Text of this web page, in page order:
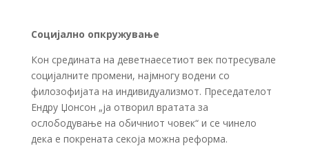
Социјално опкружување
Кон средината на деветнаесетиот век потресувале
социјалните промени, најмногу водени со
филозофијата на индивидуализмот. Преседателот
Ендру Џонсон „ја отворил вратата за
ослободување на обичниот човек“ и се чинело
дека е покрената секоја можна реформа.